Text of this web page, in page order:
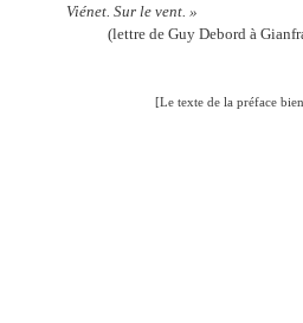
Viénet. Sur le vent. »
(lettre de Guy Debord à
[Le texte de la préface